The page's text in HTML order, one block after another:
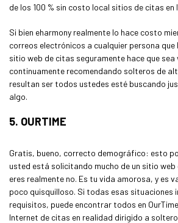
de los 100 % sin costo local sitios de citas en
Si bien eharmony realmente lo hace costo
correos electrónicos a cualquier persona que
sitio web de citas seguramente hace que sea
continuamente recomendando solteros de
resultan ser todos ustedes esté buscando
algo.
5. OURTIME
Gratis, bueno, correcto demográfico: esto
usted está solicitando mucho de un sitio
eres realmente no. Es tu vida amorosa, y es
poco quisquilloso. Si todas esas situaciones
requisitos, puede encontrar todos en
Internet de citas en realidad dirigido a